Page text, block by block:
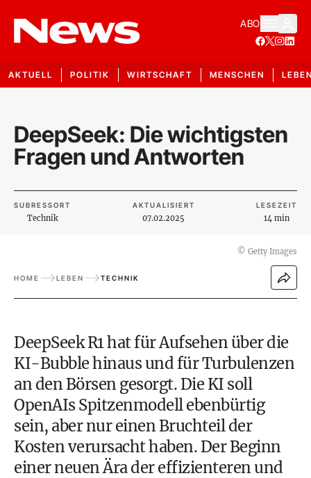
ABO
AKTUELL POLITIK WIRTSCHAFT MENSCHEN
DeepSeek: Die wichtigsten
Fragen und Antworten
SUBRESSORT
Technik
AKTUALISIERT
07.02.2025
LESEZEIT
14 min
© Getty Images
HOME LEBEN TECHNIK
DeepSeek R1 hat für Aufsehen über die
KI-Bubble hinaus und für Turbulenzen
an den Börsen gesorgt. Die KI soll
OpenAIs Spitzenmodell ebenbürtig
sein, aber nur einen Bruchteil der
Kosten verursacht haben. Der Beginn
einer neuen Ära der effizienteren und